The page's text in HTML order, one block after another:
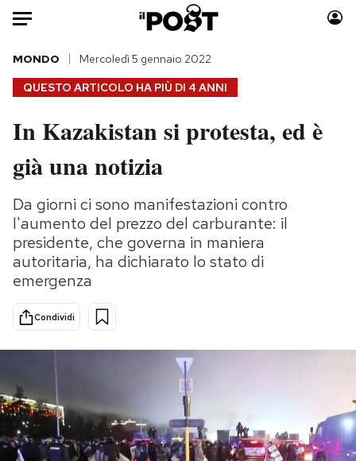
Auto
HOME
Italia
Politica
Tecnologia
Internet
Scienza
Cultura
Economia
Sport
Moda
Storie/Idee
Ok Boomer!
Media
Europa
NEWSLETTER
QUESTO ARTICOLO HA PIÙ DI 4 ANNI
MONDO Mercoledì 5 gennaio 2022
In Kazakistan si protesta, ed è
già una notizia
Da giorni ci sono manifestazioni contro
l'aumento del prezzo del carburante: il
presidente, che governa in maniera
autoritaria, ha dichiarato lo stato di
emergenza
Condividi